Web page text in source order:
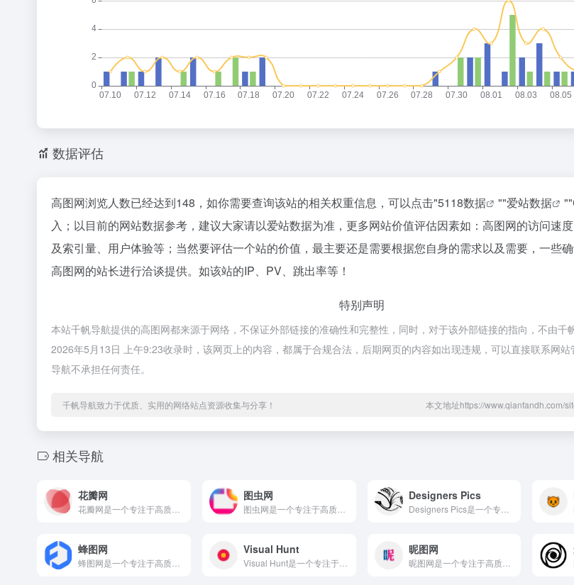
数据评估
高图网浏览人数已经达到148，如你需要查询该站的相关权重信息，可以点击"5118数据 ""爱站数据 ""
入；以目前的网站数据参考，建议大家请以爱站数据为准，更多网站价值评估因素如：高图网的访问速
及索引量、用户体验等；当然要评估一个站的价值，最主要还是需要根据您自身的需求以及需要，一些
高图网的站长进行洽谈提供。如该站的IP、PV、跳出率等！
特别声明
本站千帆导航提供的高图网都来源于网络，不保证外部链接的准确性和完整性，同时，对于该外部链接的指向，不由千
2026年5月13日 上午9:23收录时，该网页上的内容，都属于合规合法，后期网页的内容如出现违规，可以直接联系网
导航不承担任何责任。
千帆导航致力于优质、实用的网络站点资源收集与分享！ 本文地址https://www.qianfandh.com/
相关导航
花瓣网 图虫网
图虫网是一个专注于高质量图片素材的优质在线平台，通过域名tu...
Designers Pics
Designers Pics是一个专注于高质量图片素材的优质...
蜂图网 Visual Hunt
Visual Hunt是一个专注于高质量图片素材的优质在线平...
昵图网
昵图网是一个专注于高质量图片素材的优质在线平台，通过域名ni...